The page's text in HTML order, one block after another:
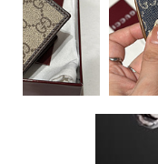
구찌 GUCCI
117,800원